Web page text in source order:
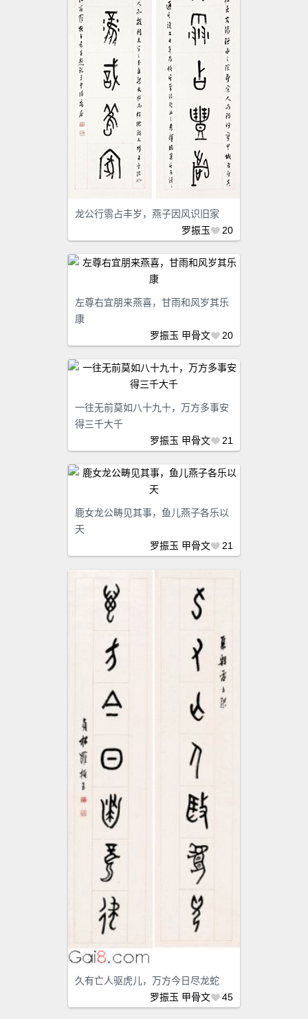
龙公行䨒占丰岁，燕子因风识旧家
罗振玉
20
左尊右宜朋来燕喜，甘雨和风岁其乐
康
罗振玉 甲骨文 20
一往无前莫如八十九十，万方多事安
得三千大千
罗振玉 甲骨文 21
鹿女龙公畴见其事，鱼儿燕子各乐以
天
罗振玉 甲骨文 21
久有亡人驱虎儿，万方今日尽龙蛇
罗振玉 甲骨文 45